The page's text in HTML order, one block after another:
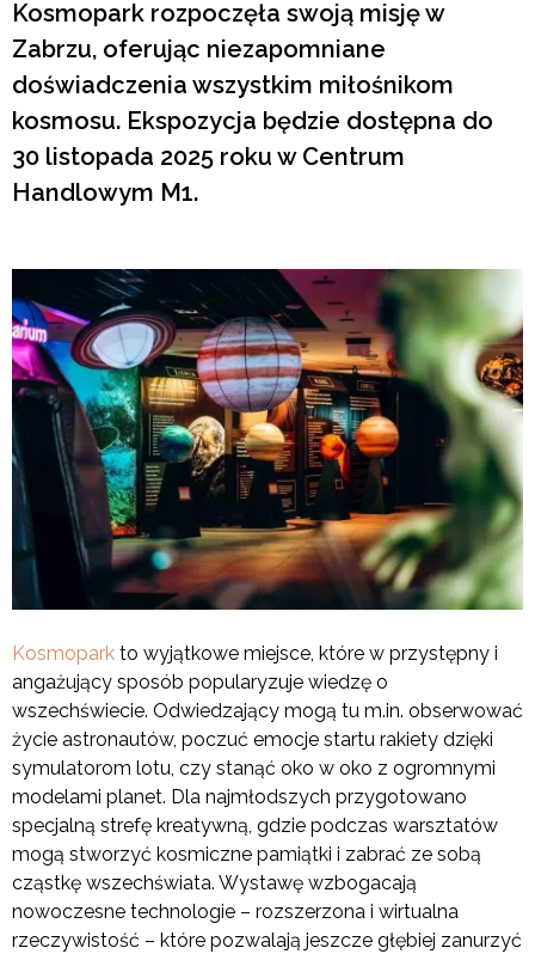
Kosmopark rozpoczęła swoją misję w
Zabrzu, oferując niezapomniane
doświadczenia wszystkim miłośnikom
kosmosu. Ekspozycja będzie dostępna do
30 listopada 2025 roku w Centrum
Handlowym M1.
Kosmopark to wyjątkowe miejsce, które w przystępny i
angażujący sposób popularyzuje wiedzę o
wszechświecie. Odwiedzający mogą tu m.in. obserwować
życie astronautów, poczuć emocje startu rakiety dzięki
symulatorom lotu, czy stanąć oko w oko z ogromnymi
modelami planet. Dla najmłodszych przygotowano
specjalną strefę kreatywną, gdzie podczas warsztatów
mogą stworzyć kosmiczne pamiątki i zabrać ze sobą
cząstkę wszechświata. Wystawę wzbogacają
nowoczesne technologie – rozszerzona i wirtualna
rzeczywistość – które pozwalają jeszcze głębiej zanurzyć